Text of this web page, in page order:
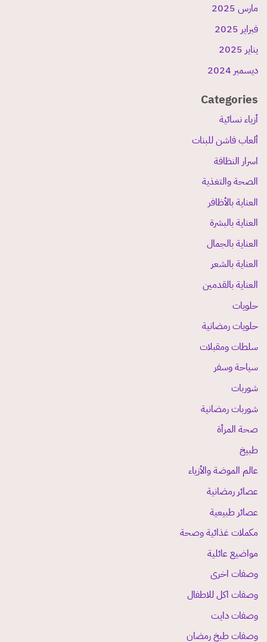
مارس 2025
فبراير 2025
يناير 2025
ديسمبر 2024
Categories
أزياء نسائية
ألعاب فاشن للبنات
اسرار النظافة
الصحة والتغذية
العناية بالأظافر
العناية بالبشرة
العناية بالجمال
العناية بالشعر
العناية بالقدمين
حلويات
حلويات رمضانية
سلطات ومقبلات
سياحة وسفر
شوربات
شوربات رمضانية
صحة المرأة
طبيخ
عالم الموضة والأزياء
عصائر رمضانية
عصائر طبيعية
مكملات غذائية وصحة
مواضيع عائلية
وصفات اخرى
وصفات اكل للاطفال
وصفات دايت
وصفات طبخ رمضان